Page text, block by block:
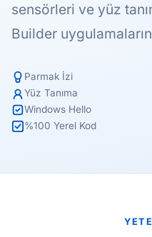
sensörleri ve yüz
Builder
Parmak İzi
Yüz Tanıma
Windows Hello
%100 Yerel Kod